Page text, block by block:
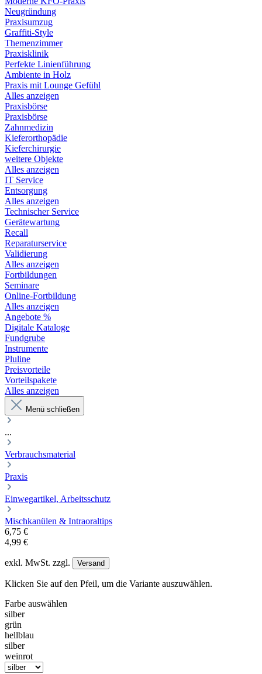
Neugründung
Praxisumzug
Graffiti-Style
Themenzimmer
Praxisklinik
Perfekte Linienführung
Ambiente in Holz
Praxis mit Lounge Gefühl
Alles anzeigen
Praxisbörse
Praxisbörse
Zahnmedizin
Kieferorthopädie
Kieferchirurgie
weitere Objekte
Alles anzeigen
IT Service
Entsorgung
Alles anzeigen
Technischer Service
Gerätewartung
Recall
Reparaturservice
Validierung
Alles anzeigen
Fortbildungen
Seminare
Online-Fortbildung
Alles anzeigen
Angebote %
Digitale Kataloge
Fundgrube
Instrumente
Pluline
Preisvorteile
Vorteilspakete
Alles anzeigen
Menü schließen
...
Verbrauchsmaterial
Praxis
Einwegartikel, Arbeitsschutz
Mischkanülen & Intraoraltips
6,75 €
4,99 €
exkl. MwSt. zzgl. Versand
Klicken Sie auf den Pfeil, um die Variante auszuwählen.
Farbe auswählen
silber
grün
hellblau
silber
weinrot